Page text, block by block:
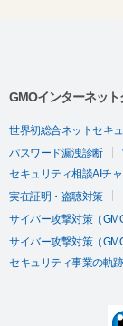
GMOインターネッ
世界初総合ネットセキ
パスワード漏洩診断
セキュリティ相談AIチ
実在証明・盗聴対策
サイバー攻撃対策（
サイバー攻撃対策（
セキュリティ事業の軌跡